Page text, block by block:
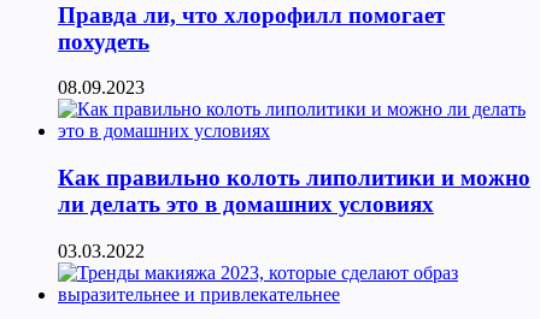
Правда ли, что хлорофилл помогает
похудеть
08.09.2023
Как правильно колоть липолитики и можно
ли делать это в домашних условиях
03.03.2022